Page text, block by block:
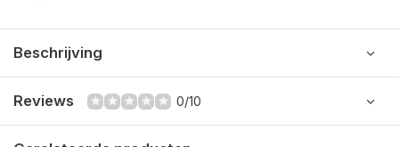
Beschrijving
Reviews 0/10